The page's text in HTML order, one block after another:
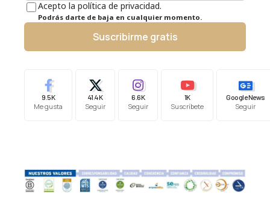
Acepto la política de privacidad.
Podrás darte de baja en cualquier momento.
Suscribirme gratis
9.5K
Me gusta
41.4K
Seguir
6.6K
Seguir
1K
Suscríbete
Google News
Seguir